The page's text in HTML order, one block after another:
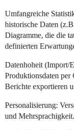
Umfangreiche
historische Daten
Diagramme, die die
definierten
Datenhoheit (Import/
Produktionsdaten
Berichte exportieren
Personalisierung:
und Mehrsprachigkeit.